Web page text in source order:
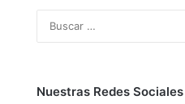
Nuestras Redes Sociales